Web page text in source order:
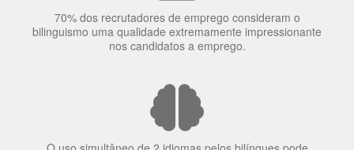
70% dos recrutadores de emprego consideram o
nos candidatos a emprego.